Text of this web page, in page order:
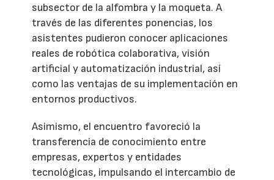
subsector de la alfombra y la moqueta. A
través de las diferentes ponencias, los
asistentes pudieron conocer aplicaciones
reales de robótica colaborativa, visión
artificial y automatización industrial, así
como las ventajas de su implementación en
entornos productivos.
Asimismo, el encuentro favoreció la
transferencia de conocimiento entre
empresas, expertos y entidades
tecnológicas, impulsando el intercambio de